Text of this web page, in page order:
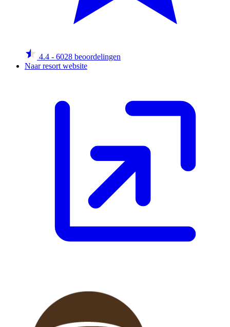
4.4 - 6028 beoordelingen
Naar resort website